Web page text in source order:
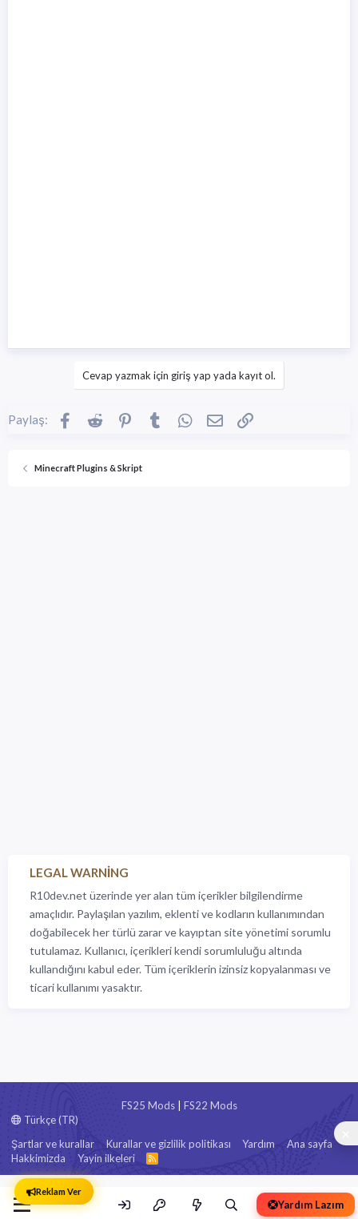
Yardım Lazım
Cevap yazmak için giriş yap yada kayıt ol.
Paylaş: Facebook
Reddit Pinterest
Tumblr WhatsApp
E-posta
Minecraft Plugins & Skript
LEGAL WARNING
R10dev.net üzerinde yer alan tüm içerikler bilgilendirme
amaçlıdır. Paylaşılan yazılım, eklenti ve kodların kullanımından
doğabilecek her türlü zarar ve kayıptan site yönetimi sorumlu
tutulamaz. Kullanıcı, içerikleri kendi sorumluluğu altında
kullandığını kabul eder. Tüm içeriklerin izinsiz kopyalanması ve
ticari kullanımı yasaktır.
FS25 Mods| FS22 Mods
Türkçe (TR)
Şartlar ve kurallar
Kurallar ve gizlilik politikası Yardım
Ana sayfa
Hakkimizda
Yayin ilkeleri
R
Reklam Ver